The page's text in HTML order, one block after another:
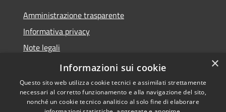
Amministrazione trasparente
Informativa privacy
Note legali
Dichiarazione di accessibilità
×
Informazioni sui cookie
Questo sito web utilizza cookie tecnici e assimilati strettamente
necessari al corretto funzionamento e alla navigazione del sito,
nonché un cookie tecnico analitico al solo fine di elaborare